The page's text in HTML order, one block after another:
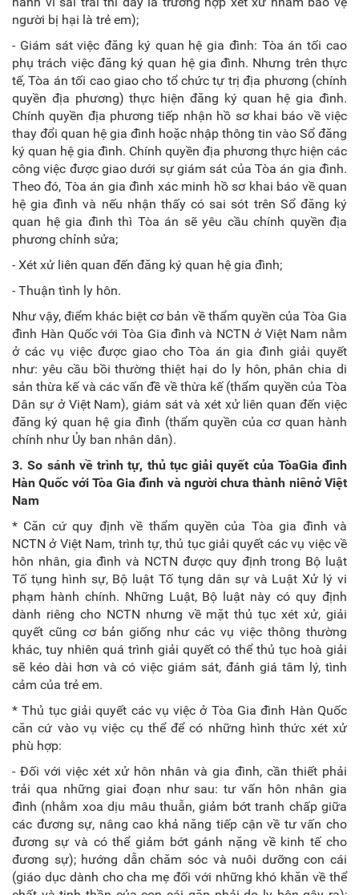
người bị hại là trẻ em);
- Giám sát việc đăng ký quan hệ gia đình: Tòa án tối cao
phụ trách việc đăng ký quan hệ gia đình. Nhưng trên thực
tế, Tòa án tối cao giao cho tổ chức tự trị địa phương (chính
quyền địa phương) thực hiện đăng ký quan hệ gia đình.
Chính quyền địa phương tiếp nhận hồ sơ khai báo về việc
thay đổi quan hệ gia đình hoặc nhập thông tin vào Sổ đăng
ký quan hệ gia đình. Chính quyền địa phương thực hiện các
công việc được giao dưới sự giám sát của Tòa án gia đình.
Theo đó, Tòa án gia đình xác minh hồ sơ khai báo về quan
hệ gia đình và nếu nhận thấy có sai sót trên Sổ đăng ký
quan hệ gia đình thì Tòa án sẽ yêu cầu chính quyền địa
phương chỉnh sửa;
- Xét xử liên quan đến đăng ký quan hệ gia đình;
- Thuận tình ly hôn.
Như vậy, điểm khác biệt cơ bản về thẩm quyền của Tòa Gia
đình Hàn Quốc với Tòa Gia đình và NCTN ở Việt Nam nằm
ở các vụ việc được giao cho Tòa án gia đình giải quyết
như: yêu cầu bồi thường thiệt hại do ly hôn, phân chia di
sản thừa kế và các vấn đề về thừa kế (thẩm quyền của Tòa
Dân sự ở Việt Nam), giám sát và xét xử liên quan đến việc
đăng ký quan hệ gia đình (thẩm quyền của cơ quan hành
chính như Ủy ban nhân dân).
3. So sánh về trình tự, thủ tục giải quyết của TòaGia đình
Hàn Quốc với TòaGia đình và người chưa thành niênở Việt
Nam
* Căn cứ quy định về thẩm quyền của Tòa gia đình và
NCTN ở Việt Nam, trình tự, thủ tục giải quyết các vụ việc về
hôn nhân, gia đình và NCTN được quy định trong Bộ luật
Tố tụng hình sự, Bộ luật Tố tụng dân sự và Luật Xử lý vi
phạm hành chính. Những Luật, Bộ luật này có quy định
dành riêng cho NCTN nhưng về mặt thủ tục xét xử, giải
quyết cũng cơ bản giống như các vụ việc thông thường
khác, tuy nhiên quá trình giải quyết có thể thủ tục hoà giải
sẽ kéo dài hơn và có việc giám sát, đánh giá tâm lý, tình
cảm của trẻ em.
* Thủ tục giải quyết các vụ việc ở Tòa Gia đình Hàn Quốc
căn cứ vào vụ việc cụ thể để có những hình thức xét xử
phù hợp:
- Đối với việc xét xử hôn nhân và gia đình, cần thiết phải
trải qua những giai đoạn như sau: tư vấn hôn nhân gia
đình (nhằm xoa dịu mâu thuẫn, giảm bớt tranh chấp giữa
các đương sự, nâng cao khả năng tiếp cận về tư vấn cho
đương sự và có thể giảm bớt gánh nặng về kinh tế cho
đương sự); hướng dẫn chăm sóc và nuôi dưỡng con cái
(giáo dục dành cho cha mẹ đối với những khó khăn về thể